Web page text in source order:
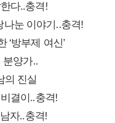
다..충격!
나눈 이야기..충격!
‘방부제 여신’
분양가..
의 진실
결이..충격!
자..충격!